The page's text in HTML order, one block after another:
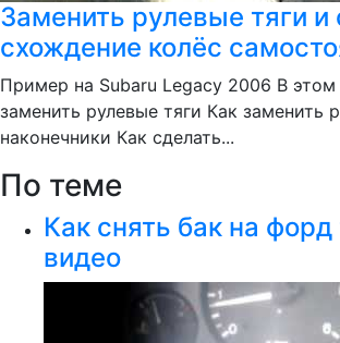
Заменить рулевые тяги и
схождение колёс
Пример на Subaru Legacy 2006 В этом
заменить рулевые тяги Как заменить
наконечники Как сделать...
По теме
Как снять бак на форд
видео